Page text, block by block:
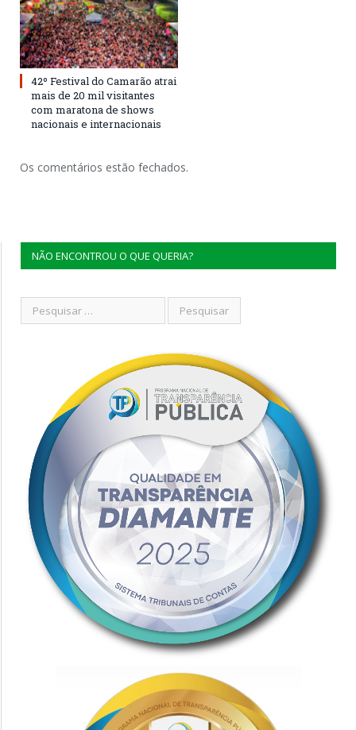
42º Festival do Camarão atrai
mais de 20 mil visitantes
com maratona de shows
nacionais e internacionais
Os comentários estão fechados.
NÃO ENCONTROU O QUE QUERIA?